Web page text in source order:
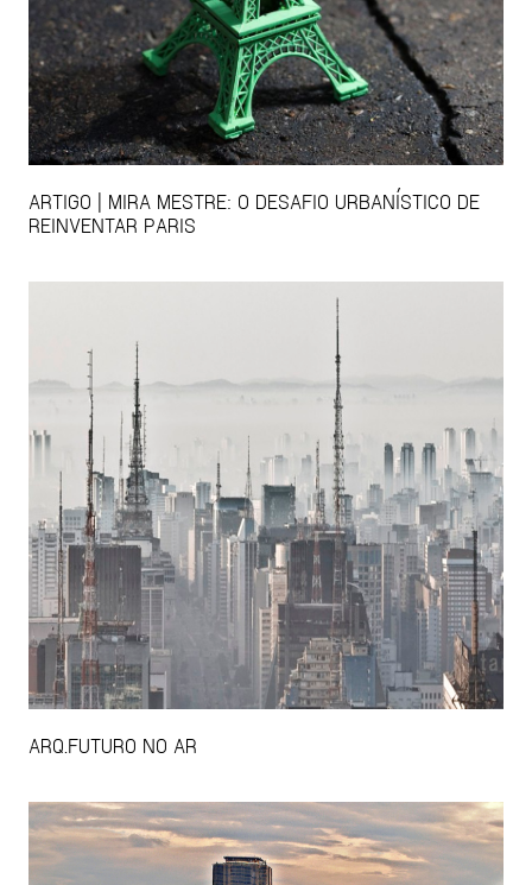
ARTIGO | MIRA MESTRE: O DESAFIO URBANÍSTICO DE
REINVENTAR PARIS
ARQ.FUTURO NO AR